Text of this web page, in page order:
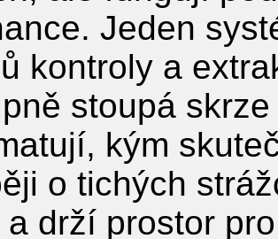
Jeden
kontroly a
stoupá
kým
o tichých
a drží prostor